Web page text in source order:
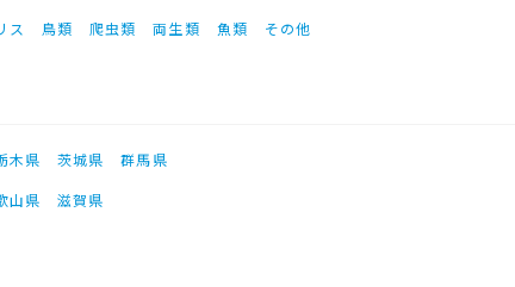
ス 鳥類 爬虫類 両生類 魚類 その他
木県 茨城県
群馬県
山県
滋賀県